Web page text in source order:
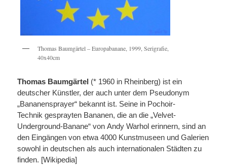
Thomas Baumgärtel – Europabanane, 1999, Serigrafie,
40x40cm
Thomas Baumgärtel (* 1960 in Rheinberg) ist ein
deutscher Künstler, der auch unter dem Pseudonym
„Bananensprayer“ bekannt ist. Seine in Pochoir-
Technik gesprayten Bananen, die an die „Velvet-
Underground-Banane“ von Andy Warhol erinnern, sind an
den Eingängen von etwa 4000 Kunstmuseen und Galerien
sowohl in deutschen als auch internationalen Städten zu
finden. [Wikipedia]